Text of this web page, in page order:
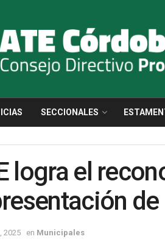
SECCIONALES
logra el
2025 en Municipales